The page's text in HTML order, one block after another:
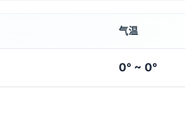
气温
0° ~ 0°